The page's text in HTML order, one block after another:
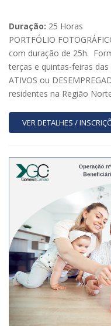
Duração: 25 Horas
PORTFÓLIO
com duração de 25h.
terças e quintas-feiras
ATIVOS ou
residentes na Região
VER DETALHES /